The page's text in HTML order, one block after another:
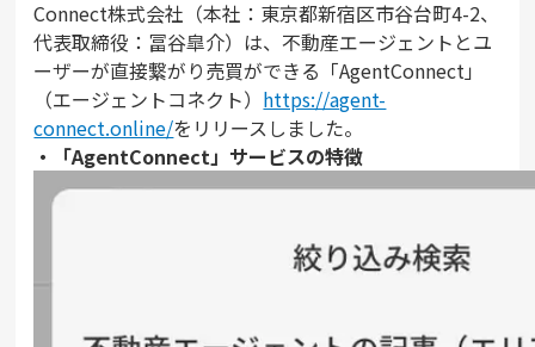
Connect株式会社（本社：東京都新宿区市谷台町4-2、
代表取締役：冨谷皐介）は、不動産エージェントとユ
ーザーが直接繋がり売買ができる「AgentConnect」
（エージェントコネクト） https://agent-
connect.online/をリリースしました。
・「AgentConnect」サービスの特徴